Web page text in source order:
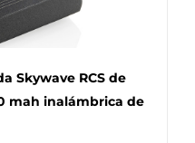
Skywave RCS de
mah inalámbrica de